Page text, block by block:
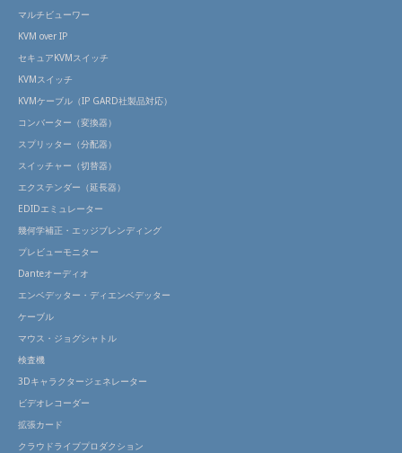
マルチビューワー
KVM over IP
セキュアKVMスイッチ
KVMスイッチ
KVMケーブル（IP GARD社製品対応）
コンバーター（変換器）
スプリッター（分配器）
スイッチャー（切替器）
エクステンダー（延長器）
EDIDエミュレーター
幾何学補正・エッジブレンディング
プレビューモニター
Danteオーディオ
エンベデッター・ディエンベデッター
ケーブル
マウス・ジョグシャトル
検査機
3Dキャラクタージェネレーター
ビデオレコーダー
拡張カード
クラウドライブプロダクション